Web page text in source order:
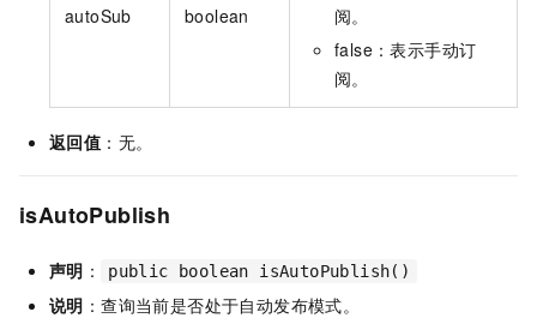
autoSub boolean
阅。
false：表示手动订
阅。
返回值 ：无。
isAutoPublish
声明 ： public boolean isAutoPublish()
说明 ：查询当前是否处于自动发布模式。